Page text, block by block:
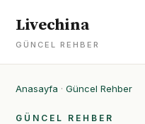
Livechina
GÜNCEL REHBER
Anasayfa · Güncel Rehber
GÜNCEL REHBER